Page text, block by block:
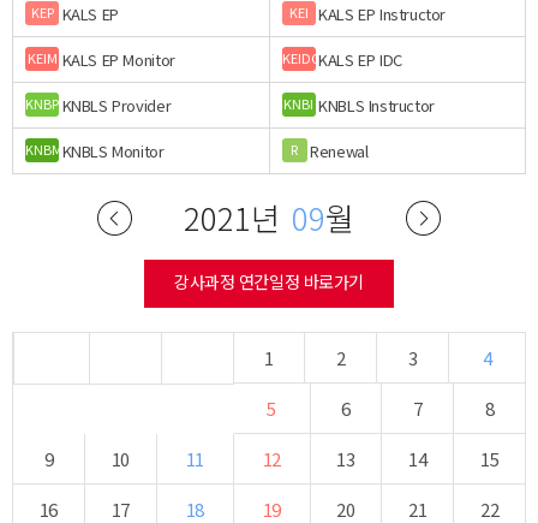
KEP KALS EP KEI KALS EP Instructor
KEIM KALS EP Monitor KEIDCKALS EP IDC
KNBPKNBLS Provider KNBI KNBLS Instructor
KNBMKNBLS Monitor R Renewal
2021년 09월
강사과정 연간일정 바로가기
1 2 3
4
5
6 7
8
9
10 11 12 13 14
15
16
17 18 19 20 21
22